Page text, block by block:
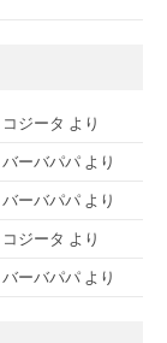
コジータ より
バーバパパ より
バーバパパ より
コジータ より
バーバパパ より